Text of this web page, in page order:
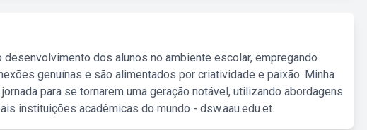
desenvolvimento dos alunos no ambiente escolar, empregando
genuínas e são alimentados por criatividade e paixão. Minha
para se tornarem uma geração notável, utilizando abordagens
instituições acadêmicas do mundo - dsw.aau.edu.et.